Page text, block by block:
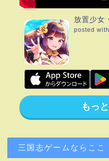
放置少女
posted with
もっ
三国志ゲームならここ